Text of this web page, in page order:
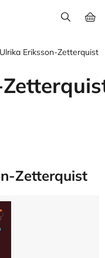
Ulrika Eriksson-Zetterquist
Zetterquist